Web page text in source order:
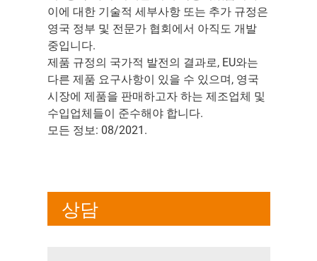
이에 대한 기술적 세부사항 또는 추가 규정은
영국 정부 및 전문가 협회에서 아직도 개발
중입니다.
제품 규정의 국가적 발전의 결과로, EU와는
다른 제품 요구사항이 있을 수 있으며, 영국
시장에 제품을 판매하고자 하는 제조업체 및
수입업체들이 준수해야 합니다.
모든 정보: 08/2021.
상담